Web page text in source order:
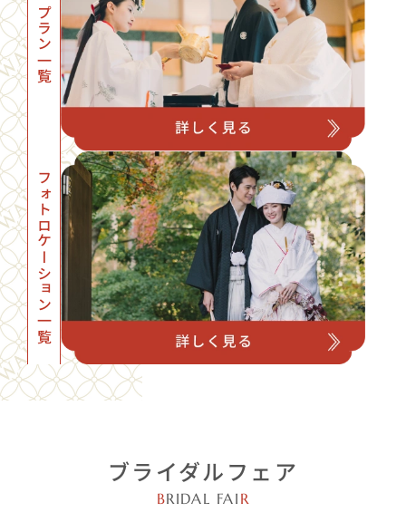
プラン一覧
フォトロケーション一覧
ブライダルフェア
BRIDAL FAI R